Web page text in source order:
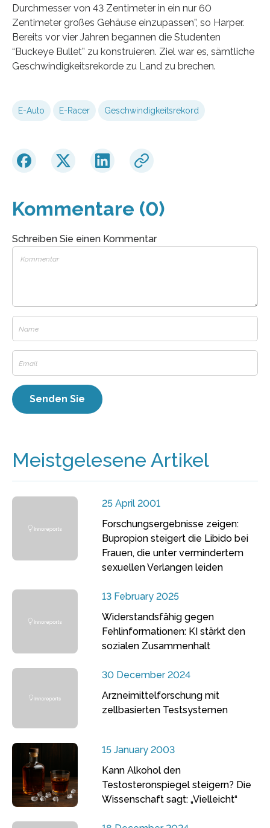
Durchmesser von 43 Zentimeter in ein nur 60
Zentimeter großes Gehäuse einzupassen”, so Harper.
Bereits vor vier Jahren begannen die Studenten
“Buckeye Bullet” zu konstruieren. Ziel war es, sämtliche
Geschwindigkeitsrekorde zu Land zu brechen.
E-Auto E-Racer Geschwindigkeitsrekord
Kommentare (0)
Schreiben Sie einen Kommentar
Meistgelesene Artikel
25 April 2001
Forschungsergebnisse zeigen:
Bupropion steigert die Libido bei
Frauen, die unter vermindertem
sexuellen Verlangen leiden
13 February 2025
Widerstandsfähig gegen
Fehlinformationen: KI stärkt den
sozialen Zusammenhalt
30 December 2024
Arzneimittelforschung mit
zellbasierten Testsystemen
15 January 2003
Kann Alkohol den
Testosteronspiegel steigern? Die
Wissenschaft sagt: „Vielleicht“